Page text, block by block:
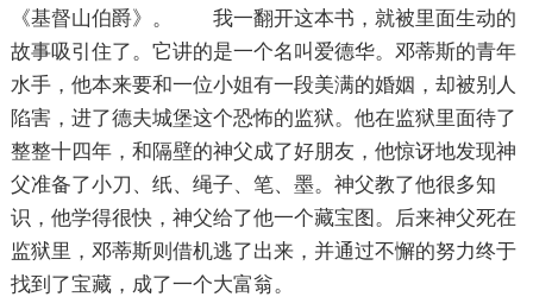
《基督山伯爵》。 我一翻开这本书，就被里面生动的
故事吸引住了。它讲的是一个名叫爱德华。邓蒂斯的青年
水手，他本来要和一位小姐有一段美满的婚姻，却被别人
陷害，进了德夫城堡这个恐怖的监狱。他在监狱里面待了
整整十四年，和隔壁的神父成了好朋友，他惊讶地发现神
父准备了小刀、纸、绳子、笔、墨。神父教了他很多知
识，他学得很快，神父给了他一个藏宝图。后来神父死在
监狱里，邓蒂斯则借机逃了出来，并通过不懈的努力终于
找到了宝藏，成了一个大富翁。